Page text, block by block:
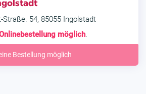
Straße. 54, 85055 Ingolstadt
möglich.
Bestellung möglich